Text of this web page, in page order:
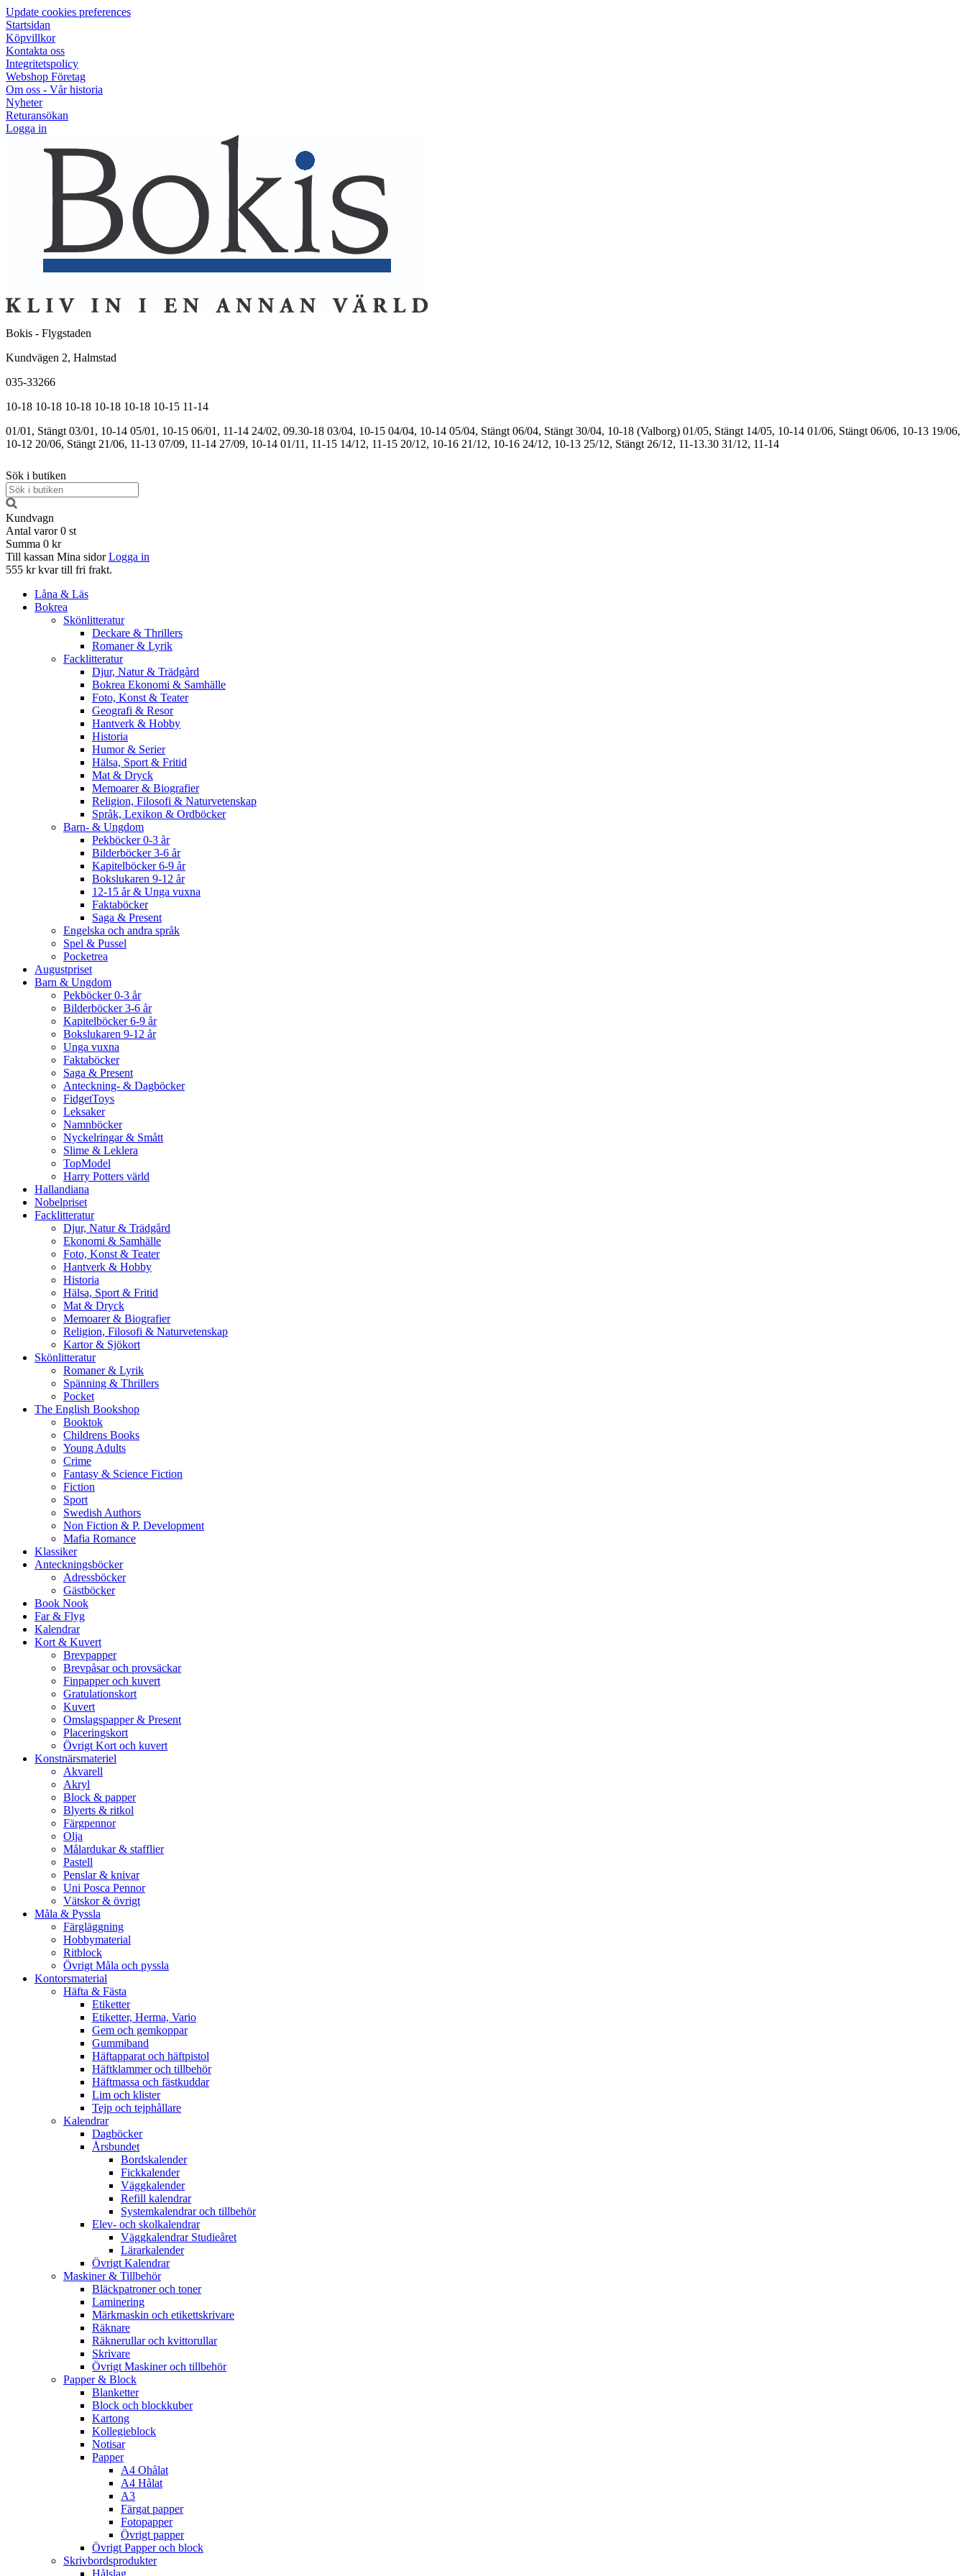
Update cookies preferences
Startsidan
Köpvillkor
Kontakta oss
Integritetspolicy
Webshop Företag
Om oss - Vår historia
Nyheter
Returansökan
Logga in
Bokis - Flygstaden
Kundvägen 2, Halmstad
035-33266
10-18 10-18 10-18 10-18 10-18 10-15 11-14
01/01, Stängt 03/01, 10-14 05/01, 10-15 06/01, 11-14 24/02, 09.30-18 03/04, 10-15 04/04, 10-14 05/04, Stängt 06/04, Stängt 30/04, 10-18 (Valborg) 01/05, Stängt 14/05, 10-14 01/06, Stängt 06/06, 10-13 19/06,
10-12 20/06, Stängt 21/06, 11-13 07/09, 11-14 27/09, 10-14 01/11, 11-15 14/12, 11-15 20/12, 10-16 21/12, 10-16 24/12, 10-13 25/12, Stängt 26/12, 11-13.30 31/12, 11-14
Sök i butiken
Kundvagn
Antal varor 0 st
Summa 0 kr
Till kassan Mina sidor Logga in
555 kr kvar till fri frakt.
Låna & Läs
Bokrea
Skönlitteratur
Deckare & Thrillers
Romaner & Lyrik
Facklitteratur
Djur, Natur & Trädgård
Bokrea Ekonomi & Samhälle
Foto, Konst & Teater
Geografi & Resor
Hantverk & Hobby
Historia
Humor & Serier
Hälsa, Sport & Fritid
Mat & Dryck
Memoarer & Biografier
Religion, Filosofi & Naturvetenskap
Språk, Lexikon & Ordböcker
Barn- & Ungdom
Pekböcker 0-3 år
Bilderböcker 3-6 år
Kapitelböcker 6-9 år
Bokslukaren 9-12 år
12-15 år & Unga vuxna
Faktaböcker
Saga & Present
Engelska och andra språk
Spel & Pussel
Pocketrea
Augustpriset
Barn & Ungdom
Pekböcker 0-3 år
Bilderböcker 3-6 år
Kapitelböcker 6-9 år
Bokslukaren 9-12 år
Unga vuxna
Faktaböcker
Saga & Present
Anteckning- & Dagböcker
FidgetToys
Leksaker
Namnböcker
Nyckelringar & Smått
Slime & Leklera
TopModel
Harry Potters värld
Hallandiana
Nobelpriset
Facklitteratur
Djur, Natur & Trädgård
Ekonomi & Samhälle
Foto, Konst & Teater
Hantverk & Hobby
Historia
Hälsa, Sport & Fritid
Mat & Dryck
Memoarer & Biografier
Religion, Filosofi & Naturvetenskap
Kartor & Sjökort
Skönlitteratur
Romaner & Lyrik
Spänning & Thrillers
Pocket
The English Bookshop
Booktok
Childrens Books
Young Adults
Crime
Fantasy & Science Fiction
Fiction
Sport
Swedish Authors
Non Fiction & P. Development
Mafia Romance
Klassiker
Anteckningsböcker
Adressböcker
Gästböcker
Book Nook
Far & Flyg
Kalendrar
Kort & Kuvert
Brevpapper
Brevpåsar och provsäckar
Finpapper och kuvert
Gratulationskort
Kuvert
Omslagspapper & Present
Placeringskort
Övrigt Kort och kuvert
Konstnärsmateriel
Akvarell
Akryl
Block & papper
Blyerts & ritkol
Färgpennor
Olja
Målardukar & stafflier
Pastell
Penslar & knivar
Uni Posca Pennor
Vätskor & övrigt
Måla & Pyssla
Färgläggning
Hobbymaterial
Ritblock
Övrigt Måla och pyssla
Kontorsmaterial
Häfta & Fästa
Etiketter
Etiketter, Herma, Vario
Gem och gemkoppar
Gummiband
Häftapparat och häftpistol
Häftklammer och tillbehör
Häftmassa och fästkuddar
Lim och klister
Tejp och tejphållare
Kalendrar
Dagböcker
Årsbundet
Bordskalender
Fickkalender
Väggkalender
Refill kalendrar
Systemkalendrar och tillbehör
Elev- och skolkalendrar
Väggkalendrar Studieåret
Lärarkalender
Övrigt Kalendrar
Maskiner & Tillbehör
Bläckpatroner och toner
Laminering
Märkmaskin och etikettskrivare
Räknare
Räknerullar och kvittorullar
Skrivare
Övrigt Maskiner och tillbehör
Papper & Block
Blanketter
Block och blockkuber
Kartong
Kollegieblock
Notisar
Papper
A4 Ohålat
A4 Hålat
A3
Färgat papper
Fotopapper
Övrigt papper
Övrigt Papper och block
Skrivbordsprodukter
Hålslag